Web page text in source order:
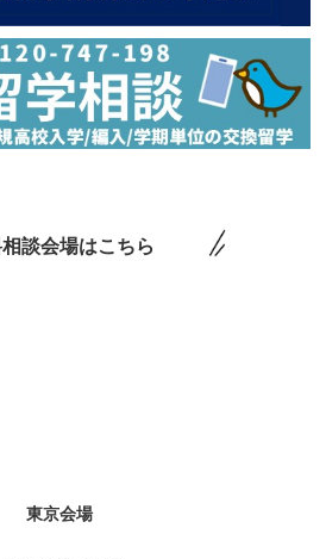
談会場はこちら
東京会場